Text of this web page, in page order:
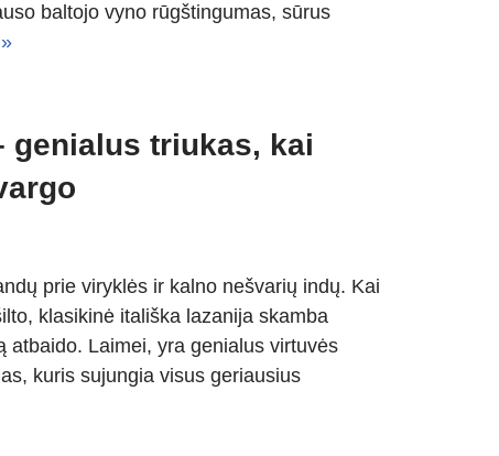
baltojo vyno rūgštingumas, sūrus
genialus triukas, kai
prie viryklės ir kalno nešvarių indų. Kai
klasikinė itališka lazanija skamba
atbaido. Laimei, yra genialus virtuvės
kuris sujungia visus geriausius